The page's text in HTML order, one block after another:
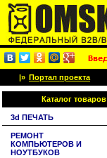
|» Портал проекта
Каталог товаров
3d ПЕЧАТЬ
РЕМОНТ
КОМПЬЮТЕРОВ И
НОУТБУКОВ